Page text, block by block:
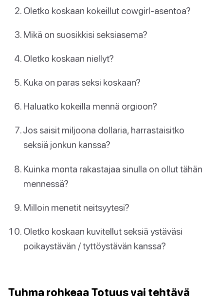
Oletko koskaan kokeillut cowgirl-asentoa?
Mikä on suosikkisi seksiasema?
Oletko koskaan niellyt?
Kuka on paras seksi koskaan?
Haluatko kokeilla mennä orgioon?
Jos saisit miljoona dollaria, harrastaisitko
seksiä jonkun kanssa?
Kuinka monta rakastajaa sinulla on ollut tähän
mennessä?
Milloin menetit neitsyytesi?
Oletko koskaan kuvitellut seksiä ystäväsi
poikaystävän / tyttöystävän kanssa?
Tuhma rohkeaa Totuus vai tehtävä